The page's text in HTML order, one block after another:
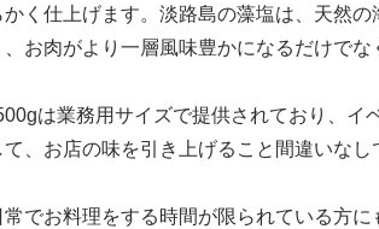
く仕上げます。淡路島の藻塩は、天然
お肉がより一層風味豊かになるだけでな
は業務用サイズで提供されており、
、お店の味を引き上げること間違いなし
常でお料理をする時間が限られている方